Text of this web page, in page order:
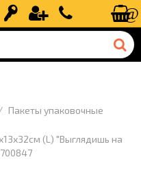
Вход Регистрация+7 (499) 110-
Пакеты упаковочные
(L) "Выглядишь на